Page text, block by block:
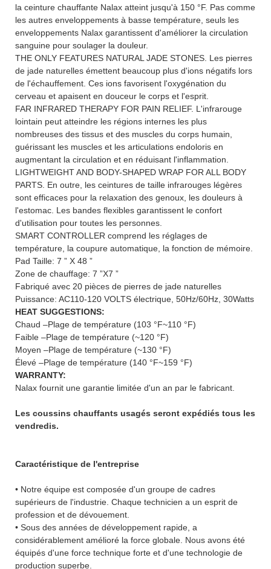
la ceinture chauffante Nalax atteint jusqu'à 150 °F. Pas comme
les autres enveloppements à basse température, seuls les
enveloppements Nalax garantissent d'améliorer la circulation
sanguine pour soulager la douleur.
THE ONLY FEATURES NATURAL JADE STONES. Les pierres
de jade naturelles émettent beaucoup plus d'ions négatifs lors
de l'échauffement. Ces ions favorisent l'oxygénation du
cerveau et apaisent en douceur le corps et l'esprit.
FAR INFRARED THERAPY FOR PAIN RELIEF. L'infrarouge
lointain peut atteindre les régions internes les plus
nombreuses des tissus et des muscles du corps humain,
guérissant les muscles et les articulations endoloris en
augmentant la circulation et en réduisant l'inflammation.
LIGHTWEIGHT AND BODY-SHAPED WRAP FOR ALL BODY
PARTS. En outre, les ceintures de taille infrarouges légères
sont efficaces pour la relaxation des genoux, les douleurs à
l'estomac. Les bandes flexibles garantissent le confort
d'utilisation pour toutes les personnes.
SMART CONTROLLER comprend les réglages de
température, la coupure automatique, la fonction de mémoire.
Pad Taille: 7 ” X 48 ”
Zone de chauffage: 7 ”X7 ”
Fabriqué avec 20 pièces de pierres de jade naturelles
Puissance: AC110-120 VOLTS électrique, 50Hz/60Hz, 30Watts
HEAT SUGGESTIONS:
Chaud –Plage de température (103 °F~110 °F)
Faible –Plage de température (~120 °F)
Moyen –Plage de température (~130 °F)
Élevé –Plage de température (140 °F~159 °F)
WARRANTY:
Nalax fournit une garantie limitée d'un an par le fabricant.
Les coussins chauffants usagés seront expédiés tous les
vendredis.
Caractéristique de l'entreprise
• Notre équipe est composée d'un groupe de cadres
supérieurs de l'industrie. Chaque technicien a un esprit de
profession et de dévouement.
• Sous des années de développement rapide, a
considérablement amélioré la force globale. Nous avons été
équipés d'une force technique forte et d'une technologie de
production superbe.